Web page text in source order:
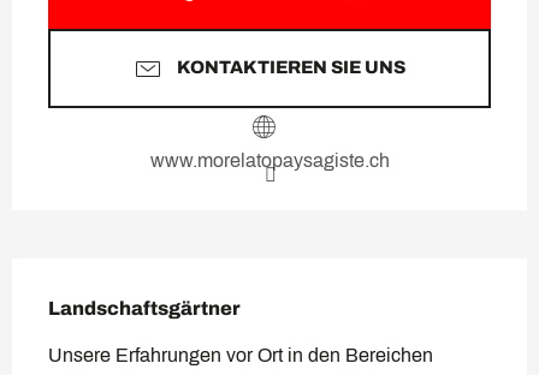
KONTAKTIEREN SIE UNS
www.morelatopaysagiste.ch
Landschaftsgärtner
Unsere Erfahrungen vor Ort in den Bereichen